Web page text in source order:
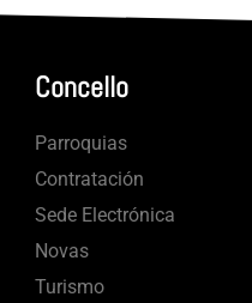
Concello
Parroquias
Contratación
Sede Electrónica
Novas
Turismo